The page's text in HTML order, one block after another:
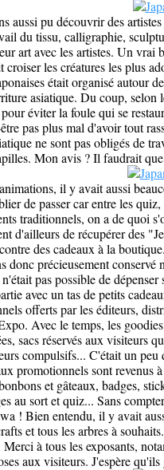
aussi pu découvrir des
du tissu, calligraphie,
art avec les artistes. Un vrai
croiser les créatures les plus
était organisé autour
asiatique. Du coup, selon
éviter la foule qui se
pas plus mal d'avoir tout
ne sont pas obligés de
Mon avis ? Il faudrait
il y avait aussi
de passer car entre les
traditionnels, on a de quoi
d'ailleurs de récupérer des
des cadeaux à la
donc précieusement
pas possible de
avec un tas de petits
offerts par les éditeurs,
Avec le temps, les
sacs réservés aux visiteurs
compulsifs... C'était un
promotionnels sont revenus
et gâteaux, badges,
au sort et quiz... Sans
! Bien entendu, il y avait
et tous les arbres à
Merci à tous les exposants,
aux visiteurs. J'espère